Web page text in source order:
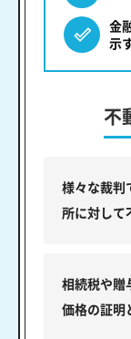
金
示
不
様々な裁判
所に対して
相続税や贈
価格の証明